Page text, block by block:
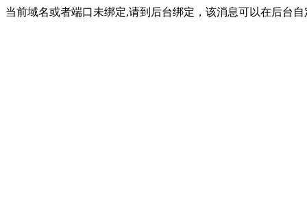
当前域名或者端口未绑定,请到后台绑定，该消息可以在后台自